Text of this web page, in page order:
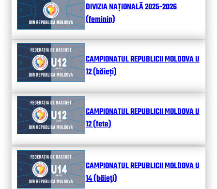
DIVIZIA NAȚIONALĂ 2025-2026
(feminin)
CAMPIONATUL REPUBLICII MOLDOVA U
12 (băieți)
CAMPIONATUL REPUBLICII MOLDOVA U
12 (fete)
CAMPIONATUL REPUBLICII MOLDOVA U
14 (băieți)